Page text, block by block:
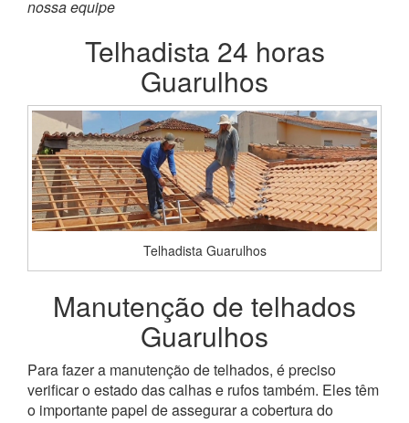
nossa equipe
Telhadista 24 horas
Guarulhos
Telhadista Guarulhos
Manutenção de telhados
Guarulhos
Para fazer a manutenção de telhados, é preciso
verificar o estado das calhas e rufos também. Eles têm
o importante papel de assegurar a cobertura do